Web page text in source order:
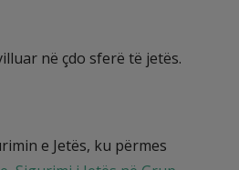
në çdo sferë të jetës.
e Jetës, ku përmes